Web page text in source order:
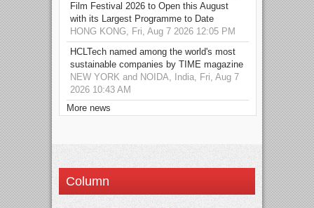
Film Festival 2026 to Open this August
with its Largest Programme to Date
HONG KONG, Fri, Aug 7 2026 12:05 PM
HCLTech named among the world's most
sustainable companies by TIME magazine
NEW YORK and NOIDA, India, Fri, Aug 7
2026 10:43 AM
More news
Column